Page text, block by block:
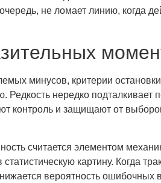
не ломает линию, когда
минусов, критерии
Редкость нередко подталкивает
контроль и защищают от
считается элементом
картину. Когда
вероятность ошибочных